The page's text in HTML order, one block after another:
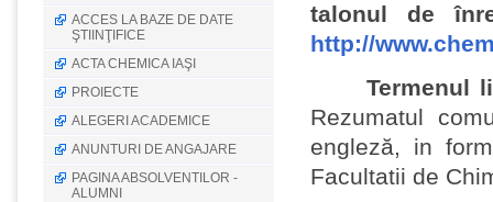
ACCES LA BAZE DE DATE
ŞTIINŢIFICE
ACTA CHEMICA IAŞI
PROIECTE
ALEGERI ACADEMICE
ANUNTURI DE ANGAJARE
PAGINA ABSOLVENTILOR -
ALUMNI
talonul de
http://
Termenul
Rezumatul
engleză, in
Facultatii de